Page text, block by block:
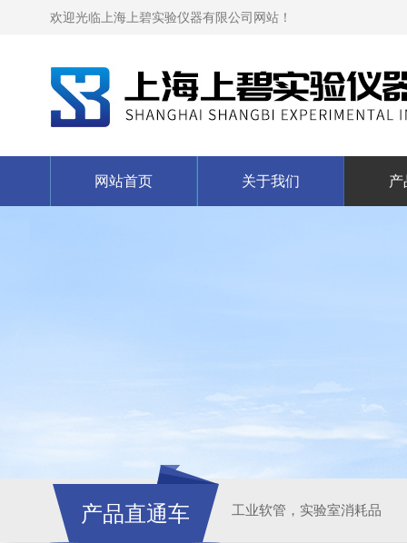
欢迎光临上海上碧实验仪器有限公司网站！
网站首页 关于我们 产
产品直通车 工业软管，实验室消耗品